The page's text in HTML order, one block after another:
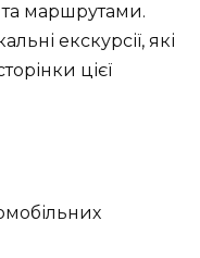
маршрутами.
екскурсії, які
цієї